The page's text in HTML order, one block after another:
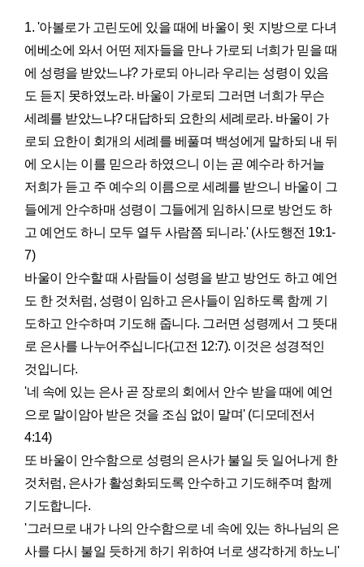
1. '아볼로가 고린도에 있을 때에 바울이 윗 지방으로 다녀
에베소에 와서 어떤 제자들을 만나 가로되 너희가 믿을 때
에 성령을 받았느냐? 가로되 아니라 우리는 성령이 있음
도 듣지 못하였노라. 바울이 가로되 그러면 너희가 무슨
세례를 받았느냐? 대답하되 요한의 세례로라. 바울이 가
로되 요한이 회개의 세례를 베풀며 백성에게 말하되 내 뒤
에 오시는 이를 믿으라 하였으니 이는 곧 예수라 하거늘
저희가 듣고 주 예수의 이름으로 세례를 받으니 바울이 그
들에게 안수하매 성령이 그들에게 임하시므로 방언도 하
고 예언도 하니 모두 열두 사람쯤 되니라.' (사도행전 19:1-
7)
바울이 안수할 때 사람들이 성령을 받고 방언도 하고 예언
도 한 것처럼, 성령이 임하고 은사들이 임하도록 함께 기
도하고 안수하며 기도해 줍니다. 그러면 성령께서 그 뜻대
로 은사를 나누어주십니다(고전 12:7). 이것은 성경적인
것입니다.
'네 속에 있는 은사 곧 장로의 회에서 안수 받을 때에 예언
으로 말이암아 받은 것을 조심 없이 말며' (디모데전서
4:14)
또 바울이 안수함으로 성령의 은사가 불일 듯 일어나게 한
것처럼, 은사가 활성화되도록 안수하고 기도해주며 함께
기도합니다.
'그러므로 내가 나의 안수함으로 네 속에 있는 하나님의 은
사를 다시 불일 듯하게 하기 위하여 너로 생각하게 하노니'